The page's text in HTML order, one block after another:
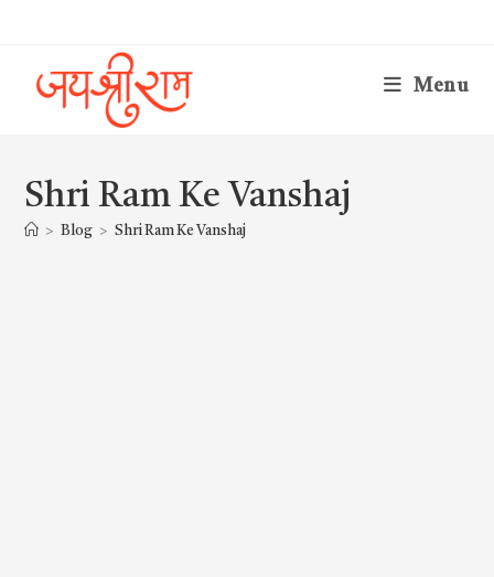
Menu
Shri Ram Ke Vanshaj
> Blog > Shri Ram Ke Vanshaj